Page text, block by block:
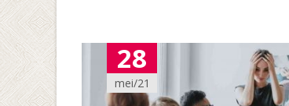
28
mei/21